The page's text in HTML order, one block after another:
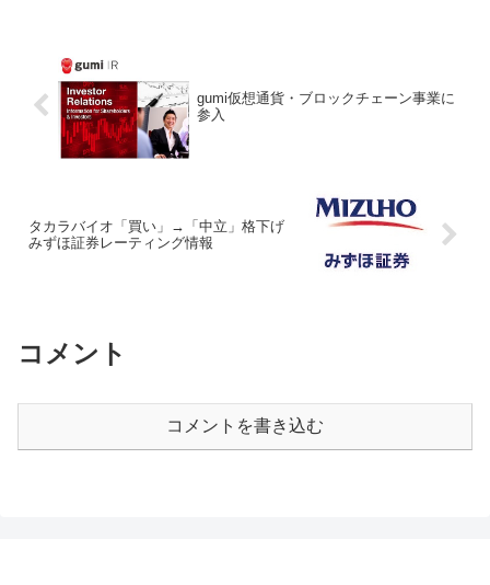
gumi仮想通貨・ブロックチェーン事業に
参入
タカラバイオ「買い」→「中立」格下げ
みずほ証券レーティング情報
コメント
コメントを書き込む